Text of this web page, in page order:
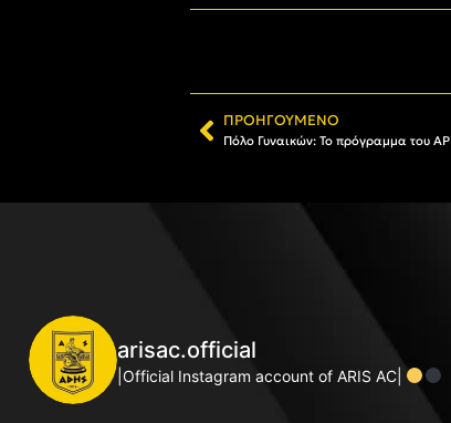
ΠΡΟΗΓΟΎΜΕΝΟ
Πόλο Γυναικών: Το πρόγραμμα του
arisac.official
|Official Instagram account of ARIS AC|